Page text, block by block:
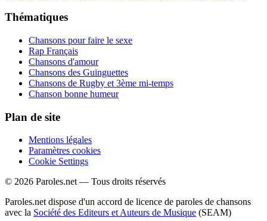
Thématiques
Chansons pour faire le sexe
Rap Français
Chansons d'amour
Chansons des Guinguettes
Chansons de Rugby et 3ème mi-temps
Chanson bonne humeur
Plan de site
Mentions légales
Paramètres cookies
Cookie Settings
© 2026 Paroles.net — Tous droits réservés
Paroles.net dispose d'un accord de licence de paroles de chansons
avec la Société des Editeurs et Auteurs de Musique (SEAM)